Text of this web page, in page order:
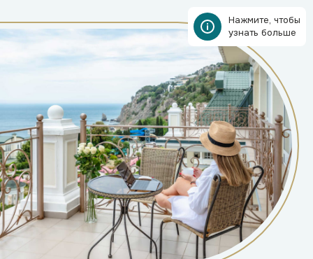
Нажмите, чтобы
узнать больше